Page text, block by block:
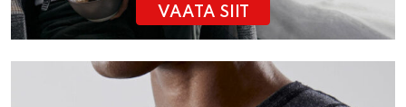
VAATA SIIT